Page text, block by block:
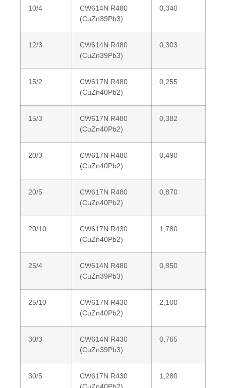
10/4
CW614N R480
(CuZn39Pb3)
0,340
12/3
CW614N R480
(CuZn39Pb3)
0,303
15/2
CW617N R480
(CuZn40Pb2)
0,255
15/3
CW617N R480
(CuZn40Pb2)
0,382
20/3
CW617N R480
(CuZn40Pb2)
0,490
20/5
CW617N R480
(CuZn40Pb2)
0,870
20/10
CW617N R430
(CuZn40Pb2)
1,780
25/4
CW614N R480
(CuZn39Pb3)
0,850
25/10
CW617N R430
(CuZn40Pb2)
2,100
30/3
CW614N R430
(CuZn39Pb3)
0,765
30/5
CW617N R430
1,280